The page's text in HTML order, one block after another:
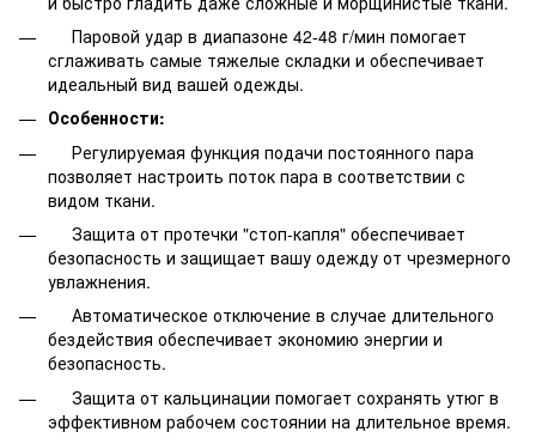
Паровой удар в диапазоне 42-48 г/мин помогает
сглаживать самые тяжелые складки и обеспечивает
идеальный вид вашей одежды.
Особенности:
Регулируемая функция подачи постоянного пара
позволяет настроить поток пара в соответствии с
видом ткани.
Защита от протечки "стоп-капля" обеспечивает
безопасность и защищает вашу одежду от чрезмерного
увлажнения.
Автоматическое отключение в случае длительного
бездействия обеспечивает экономию энергии и
безопасность.
Защита от кальцинации помогает сохранять утюг в
эффективном рабочем состоянии на длительное время.